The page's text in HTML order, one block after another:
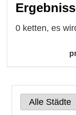
0 ketten, es